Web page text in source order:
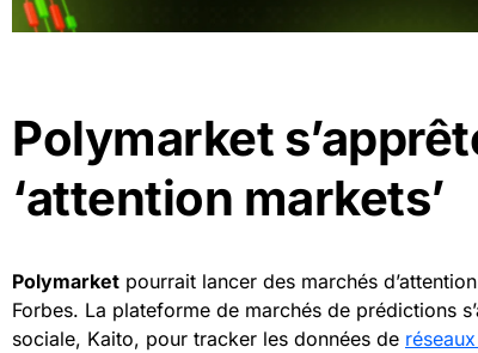
Polymarket
‘attention markets’
Polymarket pourrait lancer des marchés
Forbes. La plateforme de marchés de prédictions
sociale, Kaito, pour tracker les données de